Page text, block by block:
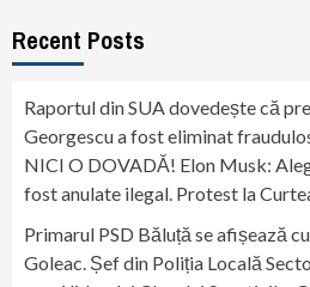
Recent Posts
Raportul din SUA dovedește că
Georgescu a fost eliminat
NICI O DOVADĂ! Elon Musk:
fost anulate ilegal. Protest la
Primarul PSD Băluță se afișează
Goleac. Șef din Poliția Locală